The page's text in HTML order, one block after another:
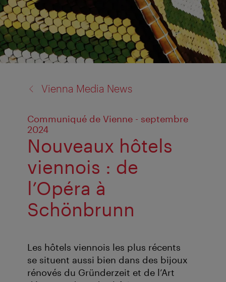
Vienna Media News
Communiqué de Vienne - septembre
2024
Nouveaux hôtels
viennois : de
l’Opéra à
Schönbrunn
Les hôtels viennois les plus récents
se situent aussi bien dans des bijoux
rénovés du Gründerzeit et de l’Art